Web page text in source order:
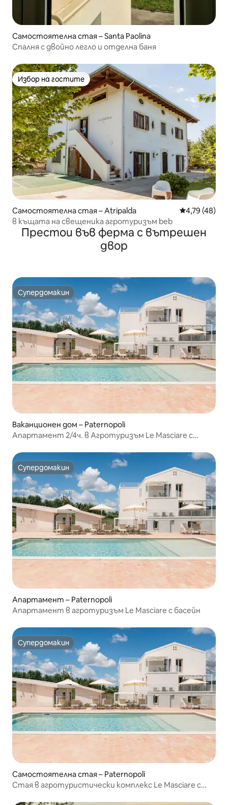
Самостоятелна стая – Santa Paolina
Спалня с двойно легло и отделна баня
Избор на гостите
Избор на гостите
Самостоятелна стая – Atripalda Средна
4,79 (48)
в къщата на свещеника агротуризъм beb
Престои във ферма с вътрешен
двор
Супердомакин
Супердомакин
Ваканционен дом – Paternopoli
Апартамент 2/4ч. в Агротуризъм Le Masciare с
Супердомакин
Супердомакин
Апартамент – Paternopoli
Апартамент в агротуризъм Le Masciare с басейн
Супердомакин
Супердомакин
Самостоятелна стая – Paternopoli
Стая в агротуристически комплекс Le Masciare с